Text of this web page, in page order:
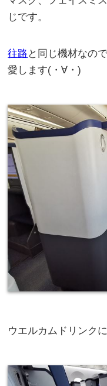
じです。
往路 と同じ機材なの
愛します(・∀・)
ウエルカムドリンクに